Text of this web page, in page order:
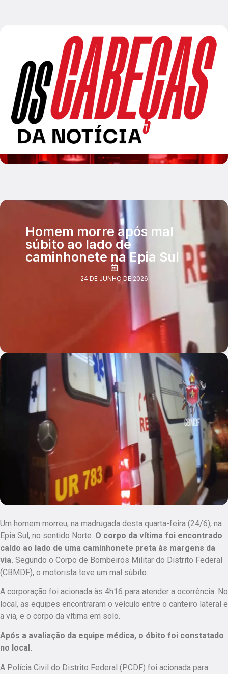
Homem morre após mal
súbito ao lado de
caminhonete na Epia Sul
24 DE JUNHO DE 2026
Um homem morreu, na madrugada desta quarta-feira (24/6), na
Epia Sul, no sentido Norte. O corpo da vítima foi encontrado
caído ao lado de uma caminhonete preta às margens da
via. Segundo o Corpo de Bombeiros Militar do Distrito Federal
(CBMDF), o motorista teve um mal súbito.
A corporação foi acionada às 4h16 para atender a ocorrência. No
local, as equipes encontraram o veículo entre o canteiro lateral e
a via, e o corpo da vítima em solo.
Após a avaliação da equipe médica, o óbito foi constatado
no local.
A Polícia Civil do Distrito Federal (PCDF) foi acionada para